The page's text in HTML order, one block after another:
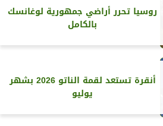
روسيا تحرر أراضي جمهورية لوغانسك
بالكامل
أنقرة تستعد لقمة الناتو 2026 بشهر
يوليو